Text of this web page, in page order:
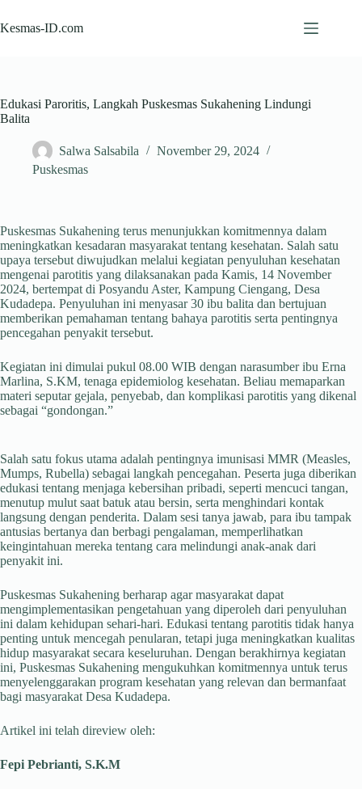
to
content
Kesmas-ID.com
Edukasi Paroritis, Langkah Puskesmas Sukahening Lindungi
Balita
Salwa Salsabila
November 29, 2024
Puskesmas
Puskesmas Sukahening terus menunjukkan komitmennya dalam
meningkatkan kesadaran masyarakat tentang kesehatan. Salah satu
upaya tersebut diwujudkan melalui kegiatan penyuluhan kesehatan
mengenai parotitis yang dilaksanakan pada Kamis, 14 November
2024, bertempat di Posyandu Aster, Kampung Ciengang, Desa
Kudadepa. Penyuluhan ini menyasar 30 ibu balita dan bertujuan
memberikan pemahaman tentang bahaya parotitis serta pentingnya
pencegahan penyakit tersebut.
Kegiatan ini dimulai pukul 08.00 WIB dengan narasumber ibu Erna
Marlina, S.KM, tenaga epidemiolog kesehatan. Beliau memaparkan
materi seputar gejala, penyebab, dan komplikasi parotitis yang dikenal
sebagai “gondongan.”
Salah satu fokus utama adalah pentingnya imunisasi MMR (Measles,
Mumps, Rubella) sebagai langkah pencegahan. Peserta juga diberikan
edukasi tentang menjaga kebersihan pribadi, seperti mencuci tangan,
menutup mulut saat batuk atau bersin, serta menghindari kontak
langsung dengan penderita. Dalam sesi tanya jawab, para ibu tampak
antusias bertanya dan berbagi pengalaman, memperlihatkan
keingintahuan mereka tentang cara melindungi anak-anak dari
penyakit ini.
Puskesmas Sukahening berharap agar masyarakat dapat
mengimplementasikan pengetahuan yang diperoleh dari penyuluhan
ini dalam kehidupan sehari-hari. Edukasi tentang parotitis tidak hanya
penting untuk mencegah penularan, tetapi juga meningkatkan kualitas
hidup masyarakat secara keseluruhan. Dengan berakhirnya kegiatan
ini, Puskesmas Sukahening mengukuhkan komitmennya untuk terus
menyelenggarakan program kesehatan yang relevan dan bermanfaat
bagi masyarakat Desa Kudadepa.
Artikel ini telah direview oleh:
Fepi Pebrianti, S.K.M